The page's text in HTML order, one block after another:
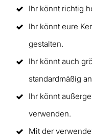
Ihr könnt richtig
Ihr könnt eure
gestalten.
Ihr könnt auch
standardmäßig
Ihr könnt
verwenden.
Mit der